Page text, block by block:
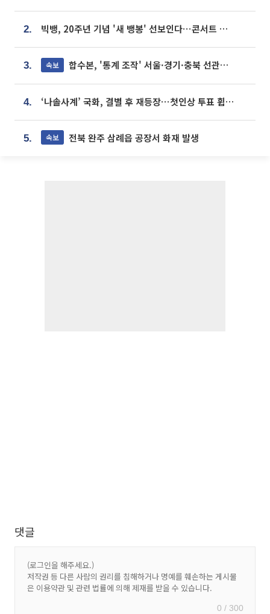
2. 빅뱅, 20주년 기념 '새 뱅봉' 선보인다⋯콘서트 앞두고 팝업 개최
3. 속보 합수본, '통계 조작' 서울·경기·충북 선관위 등 추가 압수수색
4. ‘나솔사계’ 국화, 결별 후 재등장⋯첫인상 투표 휩쓸고 ‘인기녀’ 등극
5. 속보 전북 완주 삼례읍 공장서 화재 발생
댓글
0 / 300